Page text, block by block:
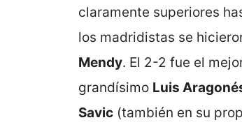
claramente superiores
los madridistas se
Mendy. El 2-2 fue el
grandísimo Luis
Savic (también en su